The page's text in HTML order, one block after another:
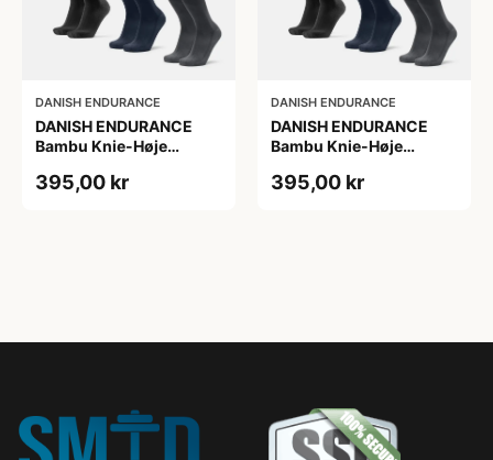
DANISH ENDURANCE
DANISH ENDURANCE
Bambu Knie-Høje
Navy Blå, 6-Pak
395,00 kr
DANISH ENDURANCE
DANISH ENDURANCE
Bambu Knie-Høje
Navy Blå, 6-Pak
395,00 kr